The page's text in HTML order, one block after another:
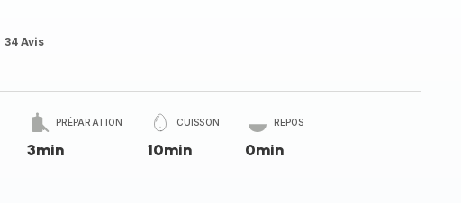
34 Avis
PRÉPARATION
3min
CUISSON
10min
REPOS
0min